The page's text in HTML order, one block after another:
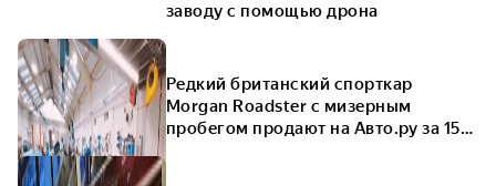
заводу с помощью дрона
Редкий британский спорткар
Morgan Roadster с мизерным
пробегом продают на Авто.ру за 15